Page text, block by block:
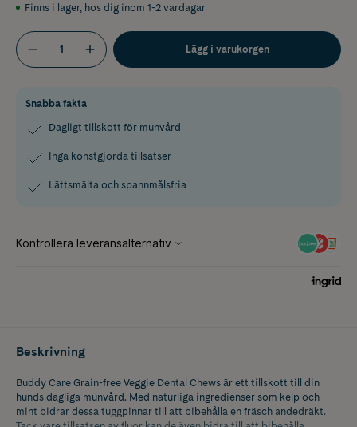
Finns i lager, hos dig inom 1-2 vardagar
Lägg i varukorgen
Snabba fakta
Dagligt tillskott för munvård
Inga konstgjorda tillsatser
Lättsmälta och spannmålsfria
Beskrivning
Buddy Care Grain-free Veggie Dental Chews är ett tillskott till din
hunds dagliga munvård. Med naturliga ingredienser som kelp och
mint bidrar dessa tuggpinnar till att bibehålla en fräsch andedräkt.